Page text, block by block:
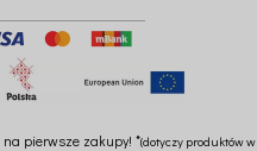
pierwsze zakupy! *(dotyczy produktów w